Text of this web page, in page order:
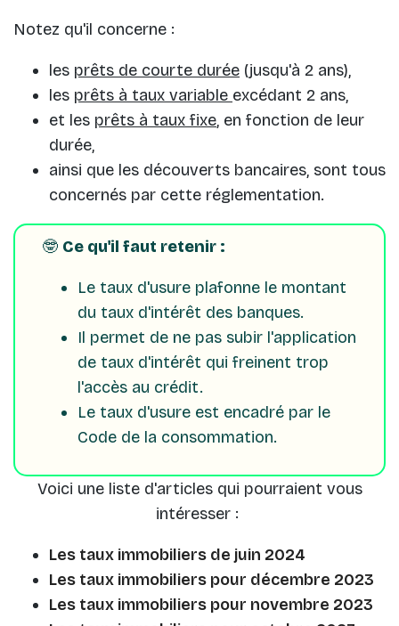
Notez qu'il concerne :
les prêts de courte durée (jusqu'à 2 ans),
les prêts à taux variable excédant 2 ans,
et les prêts à taux fixe, en fonction de leur
durée,
ainsi que les découverts bancaires, sont tous
concernés par cette réglementation.
🤓 Ce qu'il faut retenir :
Le taux d'usure plafonne le montant
du taux d'intérêt des banques.
Il permet de ne pas subir l'application
de taux d'intérêt qui freinent trop
l'accès au crédit.
Le taux d'usure est encadré par le
Code de la consommation.
Voici une liste d'articles qui pourraient vous
intéresser :
Les taux immobiliers de juin 2024
Les taux immobiliers pour décembre 2023
Les taux immobiliers pour novembre 2023